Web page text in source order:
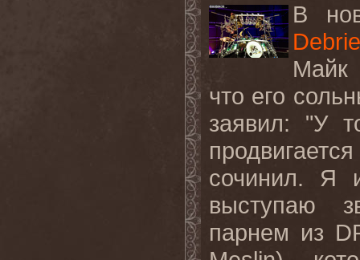
В
Майк
что его
заявил: "У
сочинил. Я
выступаю
парнем из